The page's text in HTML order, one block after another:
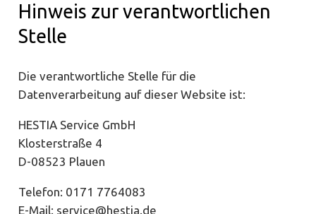
Hinweis zur verantwortlichen
Stelle
Die verantwortliche Stelle für die
Datenverarbeitung auf dieser Website ist:
HESTIA Service GmbH
Klosterstraße 4
D-08523 Plauen
Telefon: 0171 7764083
E-Mail: service@hestia.de